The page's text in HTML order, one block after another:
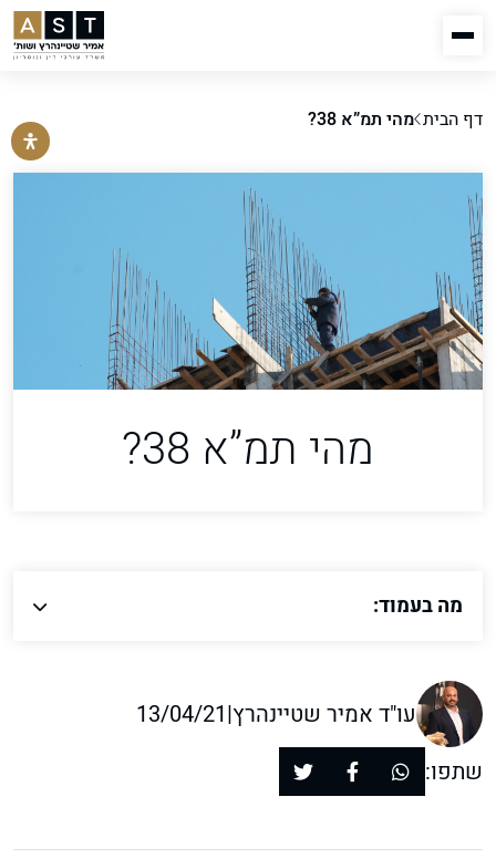
דף הבית מהי תמ”א 38?
מהי תמ”א 38?
מה בעמוד:
עו"ד אמיר שטיינהרץ|
13/04/21
שתפו: